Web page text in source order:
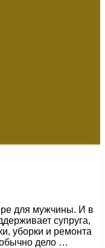
для мужчины. И в
супруга,
уборки и ремонта
обычно дело …